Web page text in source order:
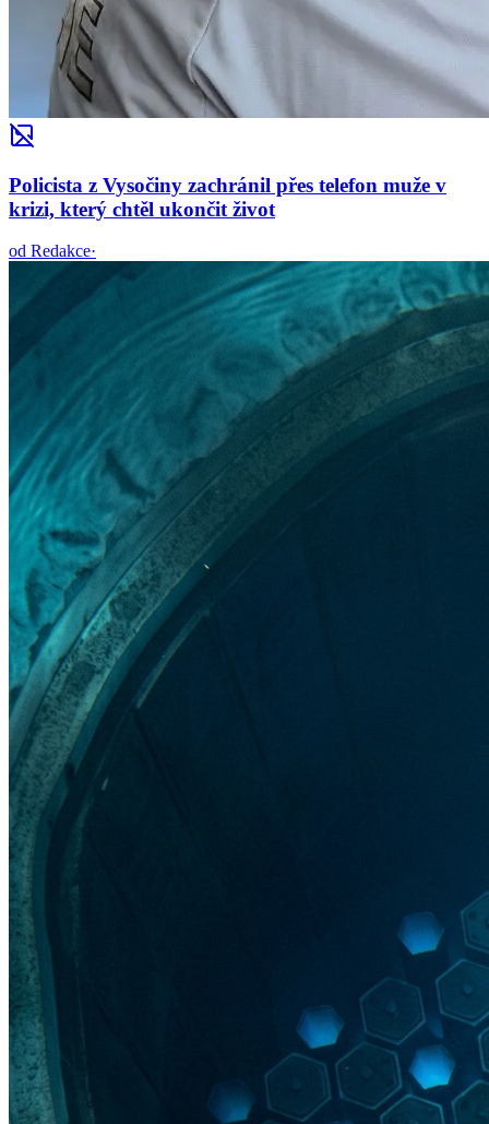
Policista z Vysočiny zachránil přes telefon muže v
krizi, který chtěl ukončit život
od Redakce·